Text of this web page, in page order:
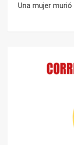
Una mujer